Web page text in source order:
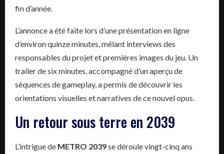
fin d’année.
L’annonce a été faite lors d’une présentation en ligne
d’environ quinze minutes, mêlant interviews des
responsables du projet et premières images du jeu. Un
trailer de six minutes, accompagné d’un aperçu de
séquences de gameplay, a permis de découvrir les
orientations visuelles et narratives de ce nouvel opus.
Un retour sous terre en 2039
L’intrigue de METRO 2039se déroule vingt-cinq ans